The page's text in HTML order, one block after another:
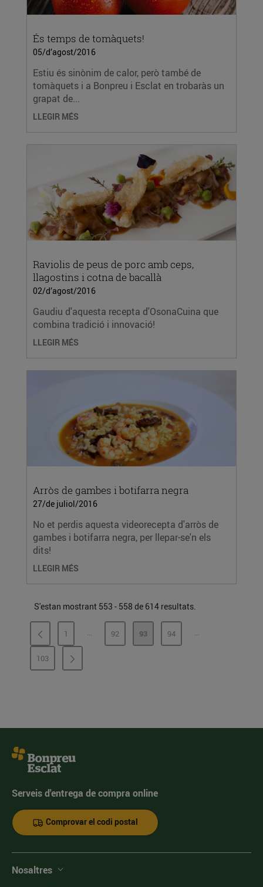
És temps de tomàquets!
05/d’agost/2016
Estiu és sinònim de calor, però també de
tomàquets i a Bonpreu i Esclat en trobaràs un
grapat de...
LLEGIR MÉS
Raviolis de peus de porc amb ceps,
llagostins i cotna de bacallà
02/d’agost/2016
Gaudiu d'aquesta recepta d'OsonaCuina que
combina tradició i innovació!
LLEGIR MÉS
Arròs de gambes i botifarra negra
27/de juliol/2016
No et perdis aquesta videorecepta d'arròs de
gambes i botifarra negra, per llepar-se'n els
dits!
LLEGIR MÉS
S'estan mostrant 553 - 558 de 614 resultats.
PÀGINA
1 ...PÀGINES INTERMÈDIES
PÀGINA
92 PÀGINA
93 PÀGINA
94 ...PÀGINES
PÀGINA
103
Serveis d'entrega de compra online
Comprovar el codi postal
Nosaltres